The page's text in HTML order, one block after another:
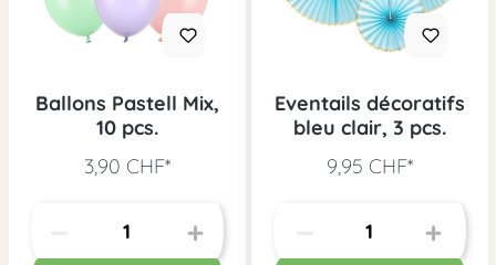
Ballons Pastell Mix,
10 pcs.
3,90 CHF*
Eventails décoratifs
bleu clair, 3 pcs.
9,95 CHF*